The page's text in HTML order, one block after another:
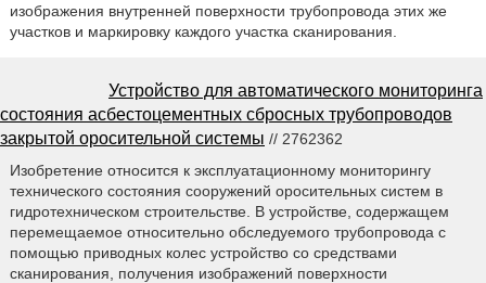
изображения внутренней поверхности трубопровода этих же
участков и маркировку каждого участка сканирования.
Устройство для автоматического мониторинга
состояния асбестоцементных сбросных трубопроводов
закрытой оросительной системы // 2762362
Изобретение относится к эксплуатационному мониторингу
технического состояния сооружений оросительных систем в
гидротехническом строительстве. В устройстве, содержащем
перемещаемое относительно обследуемого трубопровода с
помощью приводных колес устройство со средствами
сканирования, получения изображений поверхности